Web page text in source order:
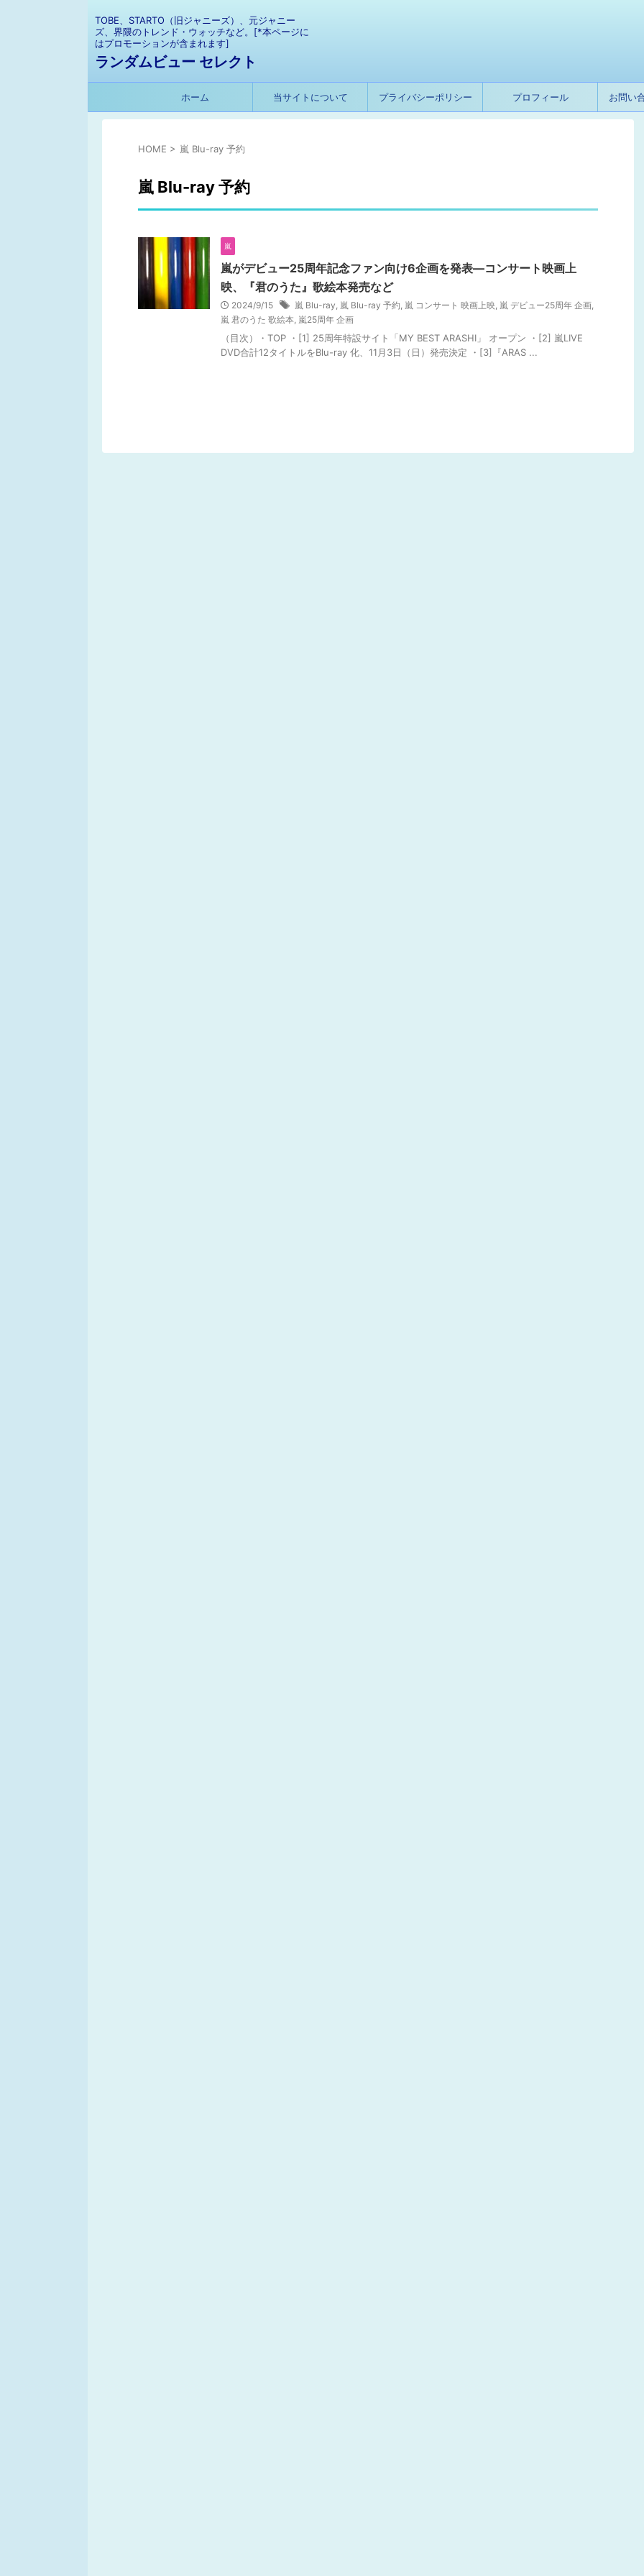
TOBE、STARTO（旧ジャニーズ）、元ジャニー
ズ、界隈のトレンド・ウォッチなど。[*本ページに
はプロモーションが含まれます]
ランダムビュー セレクト
ホーム 当サイトについて プライバシーポリシー プロフィール お問い
HOME > 嵐 Blu-ray 予約
嵐 Blu-ray 予約
嵐
嵐がデビュー25周年記念ファン向け6企画を発表―コンサート映画上
映、『君のうた』歌絵本発売など
2024/9/15 嵐 Blu-ray, 嵐 Blu-ray 予約, 嵐 コンサート 映画上映, 嵐 デビュー25周年 企画,
嵐 君のうた 歌絵本, 嵐25周年 企画
（目次）・TOP ・[1] 25周年特設サイト「MY BEST ARASHI」 オープン ・[2] 嵐LIVE
DVD合計12タイトルをBlu-ray 化、11月3日（日）発売決定 ・[3]『ARAS ...